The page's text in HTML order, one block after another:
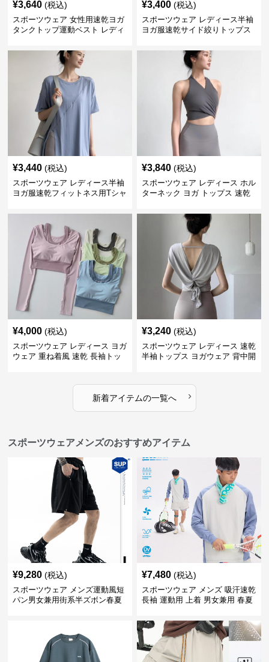
¥3,640 (税込)
スポーツウェア 女性用速乾ヨガ
タンクトップ運動ベスト レディ
¥3,400 (税込)
スポーツウェア レディース半袖
ヨガ服速乾サイド絞りトップス
¥3,440 (税込)
スポーツウェア レディース半袖
ヨガ服速乾フィットネス用Tシャ
¥3,840 (税込)
スポーツウェア レディース ホル
ターネック ヨガ トップス 速乾
¥4,000 (税込)
スポーツウェア レディース ヨガ
ウェア 重ね着風 速乾 長袖トッ
¥3,240 (税込)
スポーツウェア レディース 速乾
半袖トップス ヨガウェア 背中開
新着アイテムの一覧へ ›
スポーツウェアメンズのおすすめアイテム
¥9,280 (税込)
スポーツウェア メンズ運動風短
パン男女兼用街系半ズボン春夏
¥7,480 (税込)
スポーツウェア メンズ 吸汗速乾
長袖 運動用 上着 男女兼用 春夏